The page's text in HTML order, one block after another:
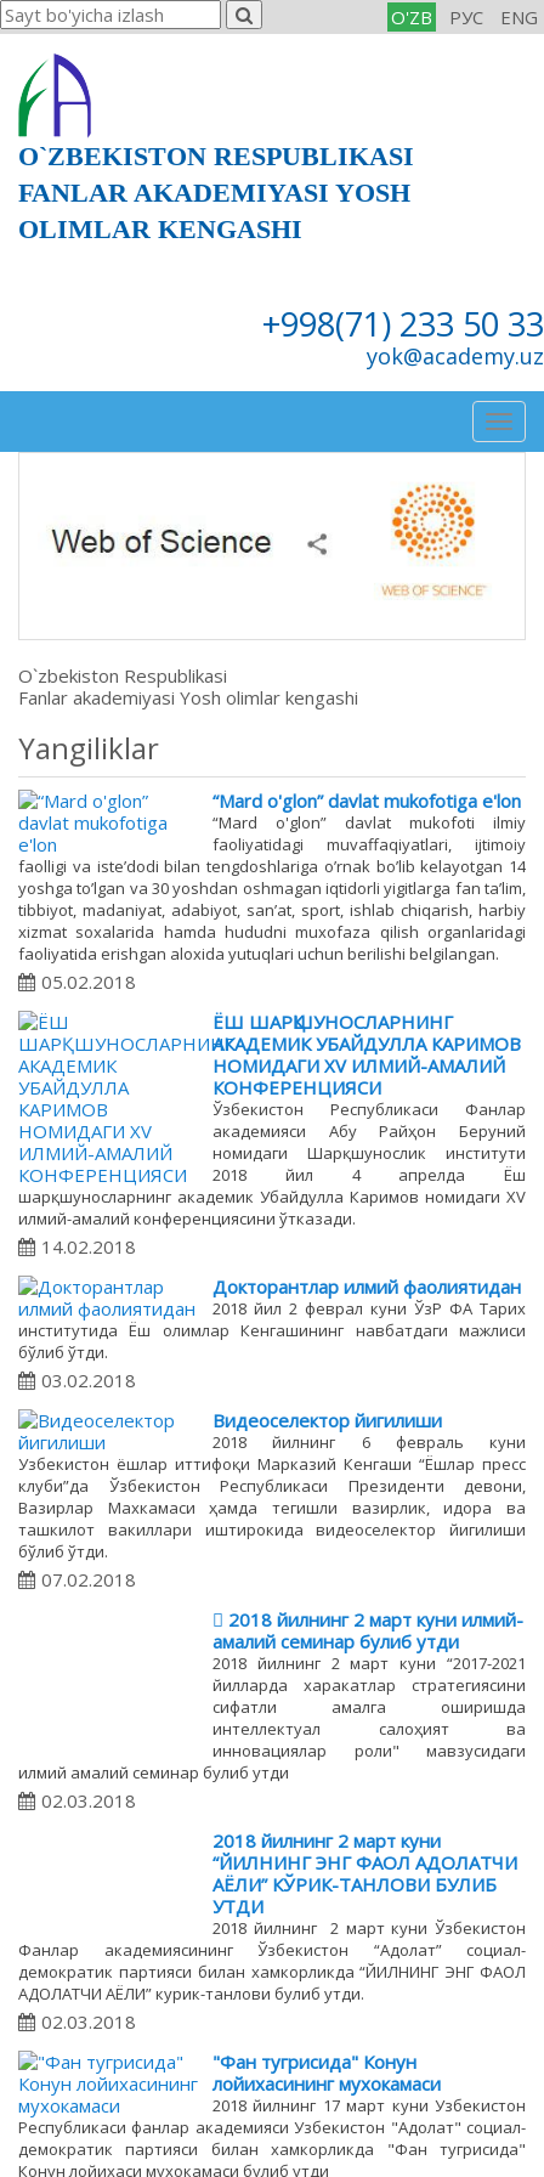
O'ZB РУС ENG
O`ZBEKISTON RESPUBLIKASI
FANLAR AKADEMIYASI YOSH
OLIMLAR KENGASHI
+998(71) 233 50 33
yok@academy.uz
O`zbekiston Respublikasi
Fanlar akademiyasi Yosh olimlar kengashi
Yangiliklar
“Mard o'glon” davlat mukofotiga e'lon
“Mard o'glon” davlat mukofoti ilmiy
faoliyatidagi muvaffaqiyatlari, ijtimoiy
faolligi va iste’dodi bilan tengdoshlariga o’rnak bo’lib kelayotgan 14
yoshga to’lgan va 30 yoshdan oshmagan iqtidorli yigitlarga fan ta’lim,
tibbiyot, madaniyat, adabiyot, san’at, sport, ishlab chiqarish, harbiy
xizmat soxalarida hamda hududni muxofaza qilish organlaridagi
faoliyatida erishgan aloxida yutuqlari uchun berilishi belgilangan.
05.02.2018
ЁШ ШАРҚШУНОСЛАРНИНГ
АКАДЕМИК УБАЙДУЛЛА КАРИМОВ
НОМИДАГИ ХV ИЛМИЙ-АМАЛИЙ
КОНФЕРЕНЦИЯСИ
Ўзбекистон Республикаси Фанлар
академияси Абу Райҳон Беруний
номидаги Шарқшунослик институти
2018 йил 4 апрелда Ёш
шарқшуносларнинг академик Убайдулла Каримов номидаги ХV
илмий-амалий конференциясини ўтказади.
14.02.2018
Докторантлар илмий фаолиятидан
2018 йил 2 феврал куни ЎзР ФА Тарих
институтида Ёш олимлар Кенгашининг навбатдаги мажлиси
бўлиб ўтди.
03.02.2018
Видеоселектор йигилиши
2018 йилнинг 6 февраль куни
Узбекистон ёшлар иттифоқи Марказий Кенгаши “Ёшлар пресс
клуби”да Ўзбекистон Республикаси Президенти девони,
Вазирлар Махкамаси ҳамда тегишли вазирлик, идора ва
ташкилот вакиллари иштирокида видеоселектор йигилиши
бўлиб ўтди.
07.02.2018
 2018 йилнинг 2 март куни илмий-
амалий семинар булиб утди
2018 йилнинг 2 март куни “2017-2021
йилларда харакатлар стратегиясини
сифатли амалга оширишда
интеллектуал салоҳият ва
инновациялар роли" мавзусидаги
илмий амалий семинар булиб утди
02.03.2018
2018 йилнинг 2 март куни
“ЙИЛНИНГ ЭНГ ФАОЛ АДОЛАТЧИ
АЁЛИ” КЎРИК-ТАНЛОВИ БУЛИБ
УТДИ
2018 йилнинг 2 март куни Ўзбекистон
Фанлар академиясининг Ўзбекистон “Адолат” социал-
демократик партияси билан хамкорликда “ЙИЛНИНГ ЭНГ ФАОЛ
АДОЛАТЧИ АЁЛИ” курик-танлови булиб утди.
02.03.2018
"Фан тугрисида" Конун
лойихасининг мухокамаси
2018 йилнинг 17 март куни Узбекистон
Республикаси фанлар академияси Узбекистон "Адолат" социал-
демократик партияси билан хамкорликда "Фан тугрисида"
Конун лойихаси мухокамаси булиб утди